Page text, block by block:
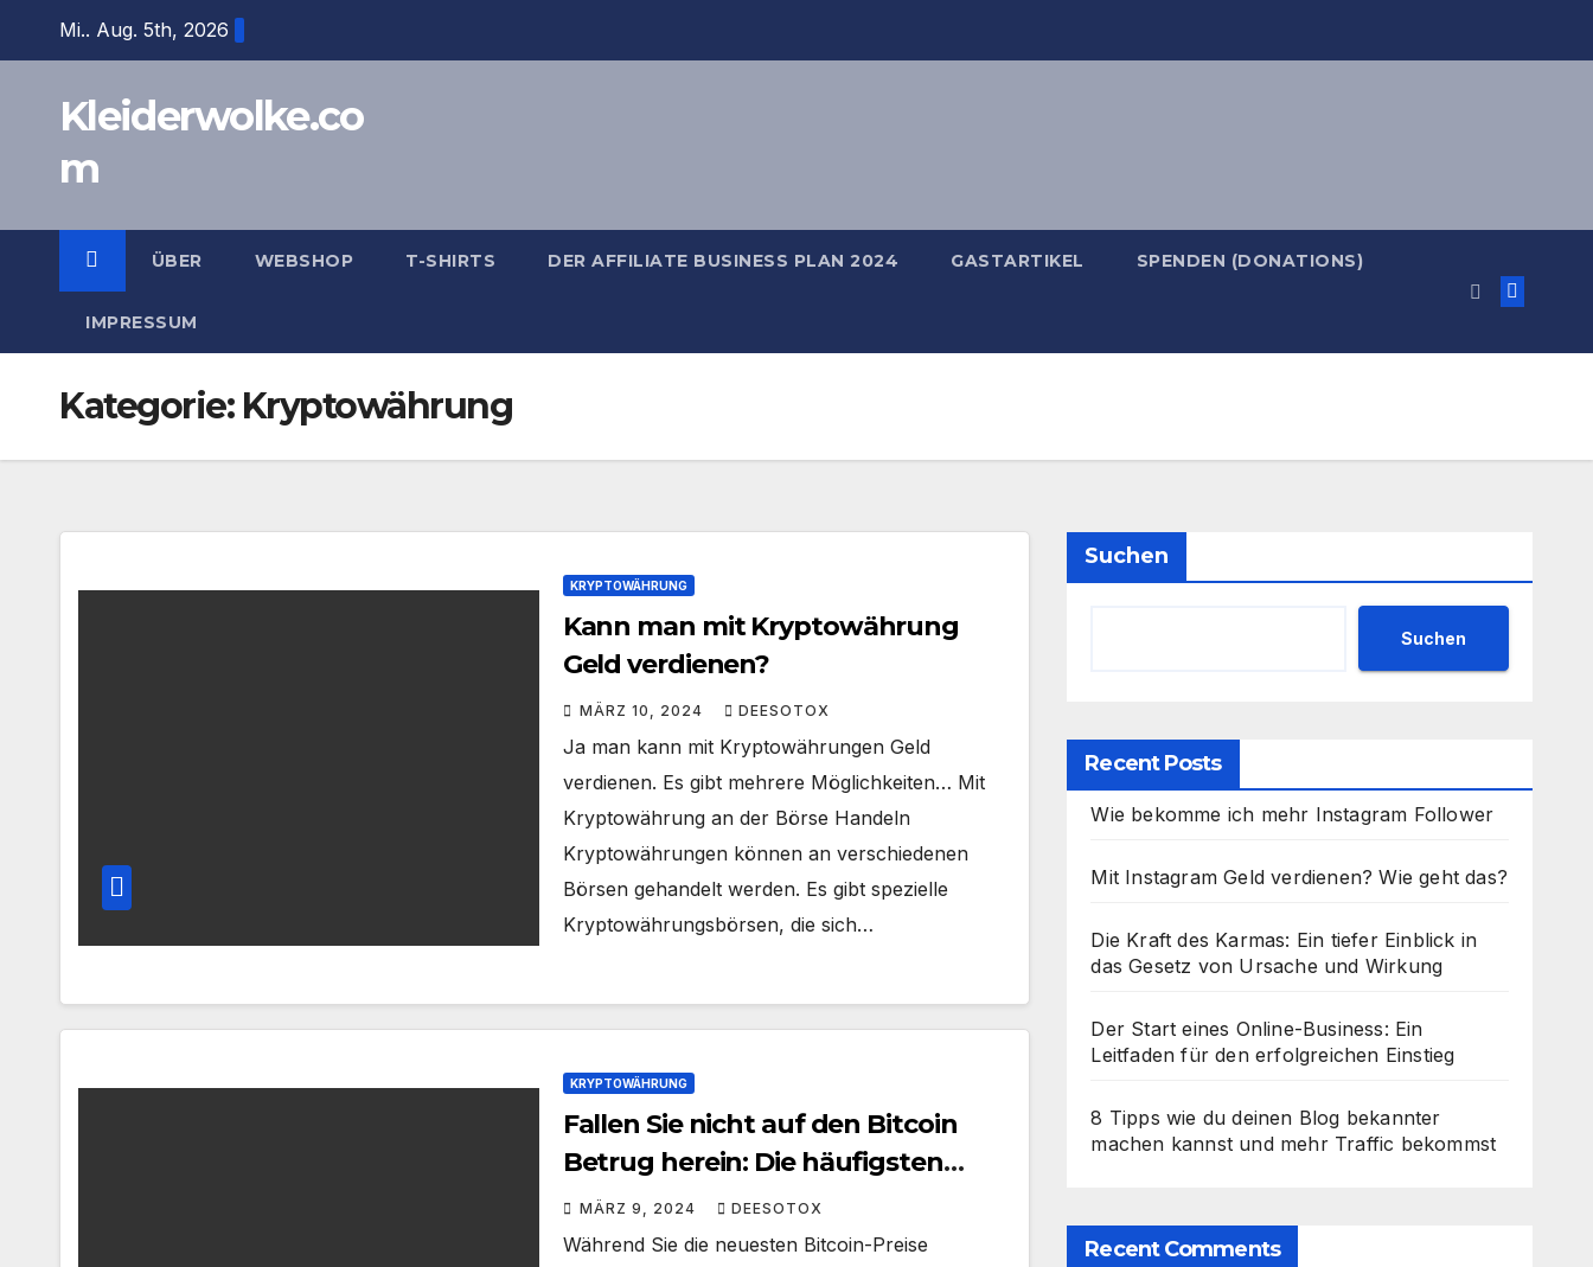
Mi.. Aug. 5th, 2026
Kleiderwolke.co
m
ÜBER WEBSHOP T-SHIRTS DER AFFILIATE BUSINESS PLAN 2024 GASTARTIKEL SPENDEN (DONATIONS)
IMPRESSUM
Kategorie: Kryptowährung
KRYPTOWÄHRUNG
Kann man mit Kryptowährung
Geld verdienen?
MÄRZ 10, 2024 DEESOTOX
Ja man kann mit Kryptowährungen Geld
verdienen. Es gibt mehrere Möglichkeiten… Mit
Kryptowährung an der Börse Handeln
Kryptowährungen können an verschiedenen
Börsen gehandelt werden. Es gibt spezielle
Kryptowährungsbörsen, die sich…
KRYPTOWÄHRUNG
Fallen Sie nicht auf den Bitcoin
Betrug herein: Die häufigsten
Tricks der Scammer
MÄRZ 9, 2024 DEESOTOX
Während Sie die neuesten Bitcoin-Preise
Suchen
Suchen
Recent Posts
Wie bekomme ich mehr Instagram Follower
Mit Instagram Geld verdienen? Wie geht das?
Die Kraft des Karmas: Ein tiefer Einblick in
das Gesetz von Ursache und Wirkung
Der Start eines Online-Business: Ein
Leitfaden für den erfolgreichen Einstieg
8 Tipps wie du deinen Blog bekannter
machen kannst und mehr Traffic bekommst
Recent Comments